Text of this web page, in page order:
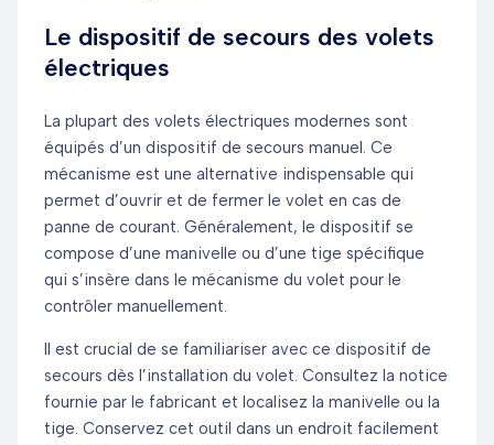
Le dispositif de secours des volets
électriques
La plupart des volets électriques modernes sont
équipés d’un dispositif de secours manuel. Ce
mécanisme est une alternative indispensable qui
permet d’ouvrir et de fermer le volet en cas de
panne de courant. Généralement, le dispositif se
compose d’une manivelle ou d’une tige spécifique
qui s’insère dans le mécanisme du volet pour le
contrôler manuellement.
Il est crucial de se familiariser avec ce dispositif de
secours dès l’installation du volet. Consultez la notice
fournie par le fabricant et localisez la manivelle ou la
tige. Conservez cet outil dans un endroit facilement